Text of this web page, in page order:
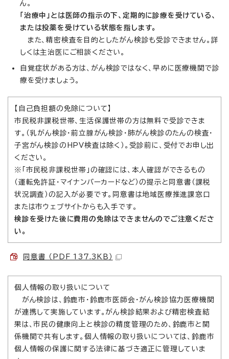
ん。
「治療中」とは医師の指示の下、定期的に診療を受けている、
または投薬を受けている状態を指します。
また、精密検査を目的としたがん検診も受診できません。詳
しくは主治医にご相談ください。
自覚症状がある方は、がん検診ではなく、早めに医療機関で診
療を受けましょう。
【自己負担額の免除について】
市民税非課税世帯、生活保護世帯の方は無料で受診できま
す。（乳がん検診・前立腺がん検診・肺がん検診のたんの検査・
子宮がん検診のHPV検査は除く）。受診前に、受付でお申し出
ください。
※「市民税非課税世帯」の確認には、本人確認ができるもの
（運転免許証・マイナンバーカードなど）の提示と同意書（課税
状況調査）の記入が必要です。同意書は地域医療推進課窓口
または市ウェブサイトからも入手です。
検診を受けた後に費用の免除はできませんのでご注意くださ
い。
同意書 （PDF 137.3KB）
個人情報の取り扱いについて
がん検診は、鈴鹿市・鈴鹿市医師会・がん検診協力医療機関
が連携して実施しています。がん検診結果および精密検査結
果は、市民の健康向上と検診の精度管理のため、鈴鹿市と関
係機関で共有します。個人情報の取り扱いについては、鈴鹿市
個人情報の保護に関する法律に基づき適正に管理していま